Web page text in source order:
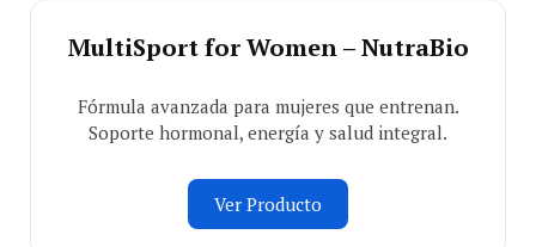
MultiSport for Women – NutraBio
Fórmula avanzada para mujeres que entrenan.
Soporte hormonal, energía y salud integral.
Ver Producto